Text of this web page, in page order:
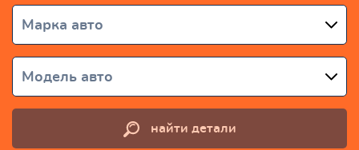
Марка авто
Модель авто
найти детали